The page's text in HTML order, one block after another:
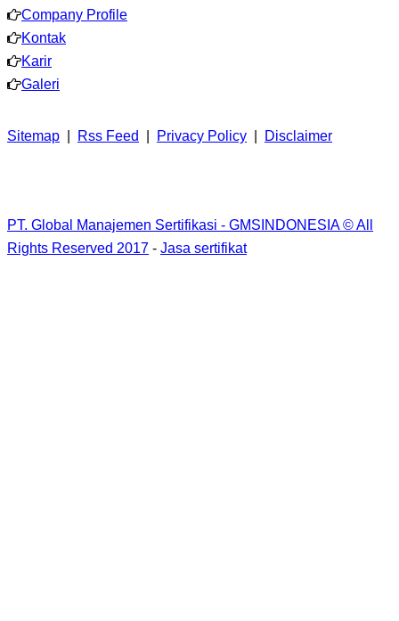
Company Profile
Kontak
Karir
Galeri
Sitemap Rss Feed Privacy Policy Disclaimer
PT. Global Manajemen Sertifikasi - GMSINDONESIA © All
Rights Reserved 2017 - Jasa sertifikat